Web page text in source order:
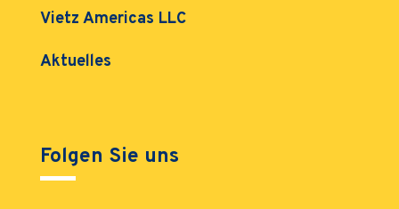
Vietz Americas LLC
Aktuelles
Folgen Sie uns